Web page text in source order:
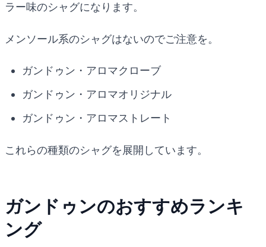
ラー味のシャグになります。
メンソール系のシャグはないのでご注意を。
ガンドゥン・アロマクローブ
ガンドゥン・アロマオリジナル
ガンドゥン・アロマストレート
これらの種類のシャグを展開しています。
ガンドゥンのおすすめランキ
ング